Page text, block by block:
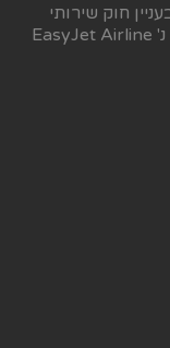
חוק שירותי
תעופה ת"צ 49412-05-24: פרוכטר ואח' נ' EasyJet Airline